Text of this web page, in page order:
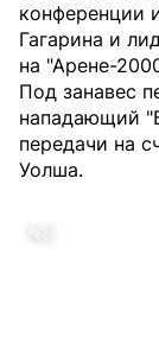
конференции
Гагарина и
на "Арене-
Под занавес
нападающий
передачи на
Уолша.